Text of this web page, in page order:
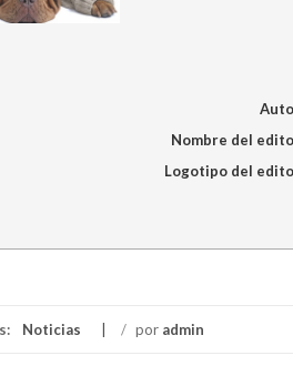
Nombre del
Logotipo del
Noticias / por admin